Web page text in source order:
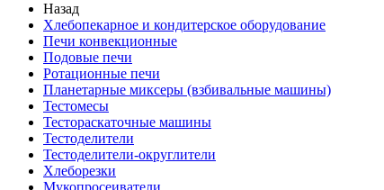
Назад
Хлебопекарное и кондитерское оборудование
Печи конвекционные
Подовые печи
Ротационные печи
Планетарные миксеры (взбивальные машины)
Тестомесы
Тестораскаточные машины
Тестоделители
Тестоделители-округлители
Хлеборезки
Мукопросеиватели